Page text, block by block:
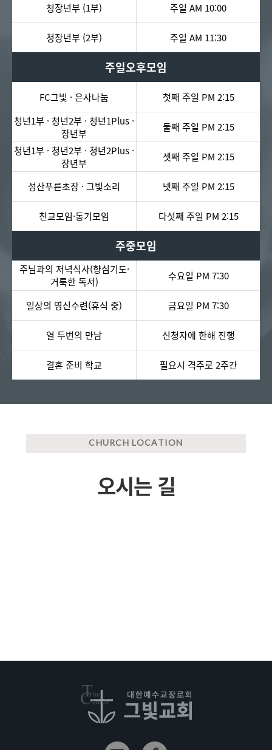
청장년부 (1부) 주일 AM 10:00
청장년부 (2부) 주일 AM 11:30
주일오후모임
FC그빛 · 은사나눔
첫째 주일 PM 2:15
청년1부 · 청년2부 · 청년1Plus ·
장년부
둘째 주일 PM 2:15
청년1부 · 청년2부 · 청년2Plus ·
장년부
셋째 주일 PM 2:15
성산푸른초장 · 그빛소리 넷째 주일 PM 2:15
친교모임·동기모임 다섯째 주일 PM 2:15
주중모임
주님과의 저녁식사(향심기도·
거룩한 독서)
수요일 PM 7:30
일상의 영신수련(휴식 중) 금요일 PM 7:30
열 두번의 만남 신청자에 한해 진행
결혼 준비 학교 필요시 격주로 2주간
CHURCH LOCATION
오시는 길